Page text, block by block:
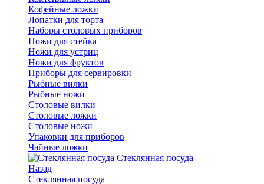
Кофейные ложки
Лопатки для торта
Наборы столовых приборов
Ножи для стейка
Ножи для устриц
Ножи для фруктов
Приборы для сервировки
Рыбные вилки
Рыбные ножи
Столовые вилки
Столовые ложки
Столовые ножи
Упаковки для приборов
Чайные ложки
Стеклянная посуда
Назад
Стеклянная посуда